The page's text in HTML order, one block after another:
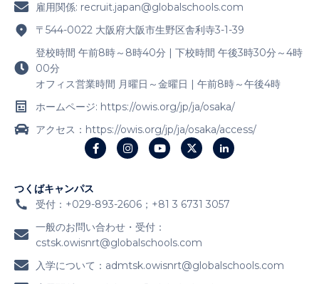
雇用関係: recruit.japan@globalschools.com
〒544-0022 大阪府大阪市生野区舎利寺3-1-39
登校時間 午前8時～8時40分 | 下校時間 午後3時30分～4時
00分
オフィス営業時間 月曜日～金曜日 | 午前8時～午後4時
ホームページ: https://owis.org/jp/ja/osaka/
アクセス：https://owis.org/jp/ja/osaka/access/
つくばキャンパス
受付：+029-893-2606；+81 3 6731 3057
一般のお問い合わせ・受付：
cstsk.owisnrt@globalschools.com
入学について： admtsk.owisnrt@globalschools.com